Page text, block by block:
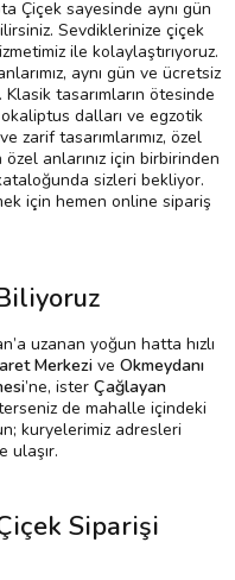
Çiçek sayesinde aynı gün
Sevdiklerinize çiçek
ile kolaylaştırıyoruz.
aynı gün ve ücretsiz
Klasik tasarımların ötesinde
dalları ve egzotik
zarif tasarımlarımız, özel
anlarınız için birbirinden
sizleri bekliyor.
için hemen online sipariş
uzanan yoğun hatta hızlı
Merkezi ve Okmeydanı
’ne, ister Çağlayan
de mahalle içindeki
kuryelerimiz adresleri
ulaşır.
Siparişi